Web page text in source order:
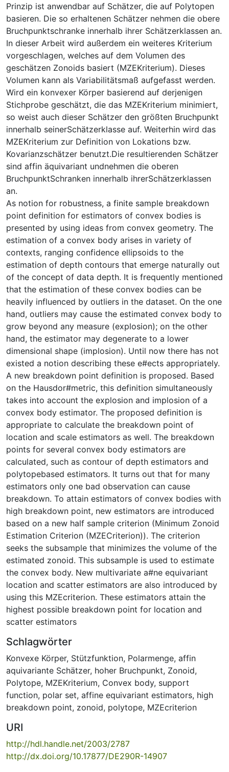
Prinzip ist anwendbar auf Schätzer, die auf Polytopen
basieren. Die so erhaltenen Schätzer nehmen die obere
Bruchpunktschranke innerhalb ihrer Schätzerklassen an.
In dieser Arbeit wird außerdem ein weiteres Kriterium
vorgeschlagen, welches auf dem Volumen des
geschätzen Zonoids basiert (MZE­Kriterium). Dieses
Volumen kann als Variabilitätsmaß aufgefasst werden.
Wird ein konvexer Körper basierend auf derjenigen
Stichprobe geschätzt, die das MZE­Kriterium minimiert,
so weist auch dieser Schätzer den größten Bruchpunkt
innerhalb seinerSchätzerklasse auf. Weiterhin wird das
MZE­Kriterium zur Definition von Lokations­ bzw.
Kovarianzschätzer benutzt.Die resultierenden Schätzer
sind affin äquivariant undnehmen die oberen
Bruchpunkt­Schranken innerhalb ihrerSchätzerklassen
an.
As notion for robustness, a finite sample breakdown
point definition for estimators of convex bodies is
presented by using ideas from convex geometry. The
estimation of a convex body arises in variety of
contexts, ranging confidence ellipsoids to the
estimation of depth contours that emerge naturally out
of the concept of data depth. It is frequently mentioned
that the estimation of these convex bodies can be
heavily influenced by outliers in the dataset. On the one
hand, outliers may cause the estimated convex body to
grow beyond any measure (explosion); on the other
hand, the estimator may degenerate to a lower
dimensional shape (implosion). Until now there has not
existed a notion describing these e#ects appropriately.
A new breakdown point definition is proposed. Based
on the Hausdor#­metric, this definition simultaneously
takes into account the explosion and implosion of a
convex body estimator. The proposed definition is
appropriate to calculate the breakdown point of
location and scale estimators as well. The breakdown
points for several convex body estimators are
calculated, such as contour of depth estimators and
polytope­based estimators. It turns out that for many
estimators only one bad observation can cause
breakdown. To attain estimators of convex bodies with
high breakdown point, new estimators are introduced
based on a new half sample criterion (Minimum Zonoid
Estimation Criterion (MZE­Criterion)). The criterion
seeks the subsample that minimizes the volume of the
estimated zonoid. This subsample is used to estimate
the convex body. New multivariate a#ne equivariant
location­ and scatter estimators are also introduced by
using this MZE­criterion. These estimators attain the
highest possible breakdown point for location and
scatter estimators
Schlagwörter
Konvexe Körper, Stützfunktion, Polarmenge, affin
aquivariante Schätzer, hoher Bruchpunkt, Zonoid,
Polytope, MZE­Kriterium, Convex body, support
function, polar set, affine equivariant estimators, high
breakdown point, zonoid, polytope, MZE­criterion
URI
http://hdl.handle.net/2003/2787
http://dx.doi.org/10.17877/DE290R-14907